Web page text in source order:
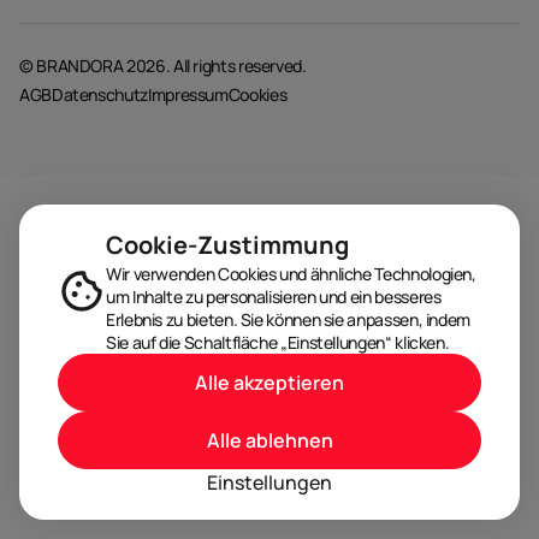
© BRANDORA 2026. All rights reserved.
AGBDatenschutzImpressumCookies
Cookie-Zustimmung
Wir verwenden Cookies und ähnliche Technologien,
um Inhalte zu personalisieren und ein besseres
Erlebnis zu bieten. Sie können sie anpassen, indem
Sie auf die Schaltfläche „Einstellungen“ klicken.
Einstellungen
Alle ablehnen
Alle akzeptieren